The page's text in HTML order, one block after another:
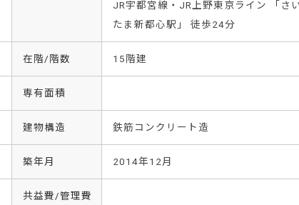
JR宇都宮線・JR上野東京ライン 「さ
たま新都心駅」 徒歩24分
在階/階数 15階建
専有面積
建物構造 鉄筋コンクリート造
築年月 2014年12月
共益費/管理費